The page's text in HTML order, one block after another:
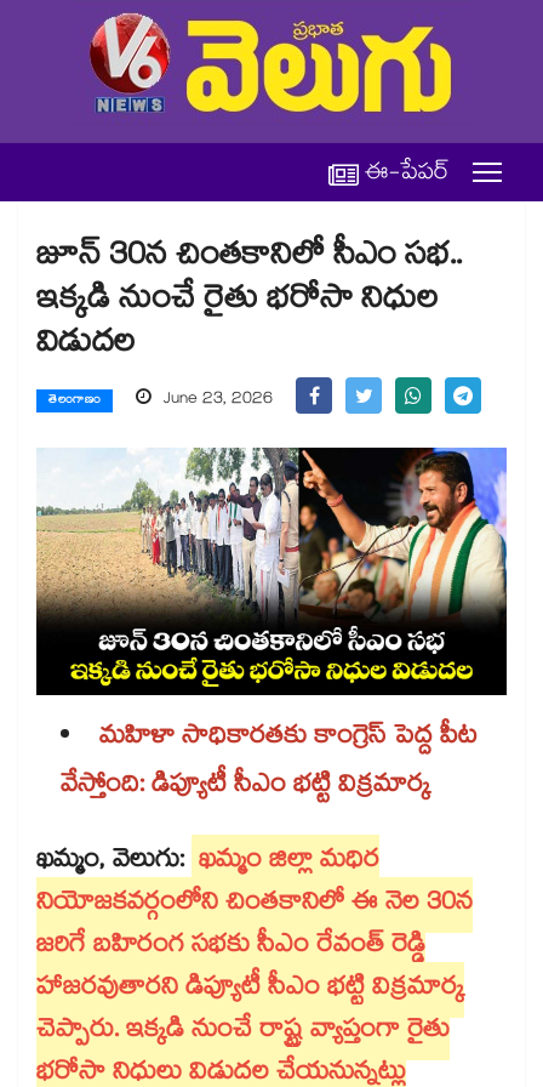
ఈ-పేపర్
జూన్ 30న చింతకానిలో సీఎం సభ..
ఇక్కడి నుంచే రైతు భరోసా నిధుల
విడుదల
తెలంగాణం June 23, 2026
మహిళా సాధికారతకు కాంగ్రెస్ పెద్ద పీట
వేస్తోంది: డిప్యూటీ సీఎం భట్టి విక్రమార్క
ఖమ్మం, వెలుగు: ఖమ్మం జిల్లా మధిర
నియోజకవర్గంలోని చింతకానిలో ఈ నెల 30న
జరిగే బహిరంగ సభకు సీఎం రేవంత్ రెడ్డి
హాజరవుతారని డిప్యూటీ సీఎం భట్టి విక్రమార్క
చెప్పారు. ఇక్కడి నుంచే రాష్ట్ర వ్యాప్తంగా రైతు
భరోసా నిధులు విడుదల చేయనున్నట్లు